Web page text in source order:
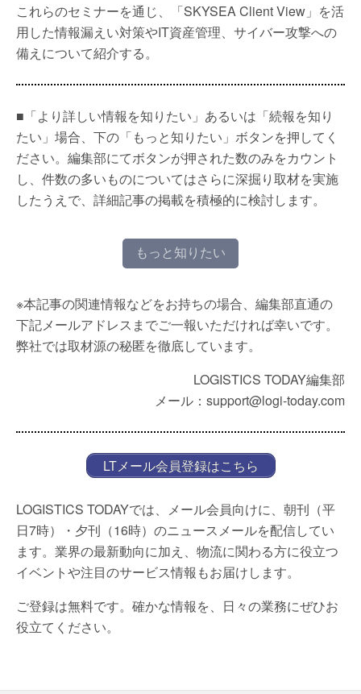
これらのセミナーを通じ、「SKYSEA Client View」を活
用した情報漏えい対策やIT資産管理、サイバー攻撃への
備えについて紹介する。
■「より詳しい情報を知りたい」あるいは「続報を知り
たい」場合、下の「もっと知りたい」ボタンを押してく
ださい。編集部にてボタンが押された数のみをカウント
し、件数の多いものについてはさらに深掘り取材を実施
したうえで、詳細記事の掲載を積極的に検討します。
もっと知りたい
※本記事の関連情報などをお持ちの場合、編集部直通の
下記メールアドレスまでご一報いただければ幸いです。
弊社では取材源の秘匿を徹底しています。
LOGISTICS TODAY編集部
メール：support@logi-today.com
LTメール会員登録はこちら
LOGISTICS TODAYでは、メール会員向けに、朝刊（平
日7時）・夕刊（16時）のニュースメールを配信してい
ます。業界の最新動向に加え、物流に関わる方に役立つ
イベントや注目のサービス情報もお届けします。
ご登録は無料です。確かな情報を、日々の業務にぜひお
役立てください。